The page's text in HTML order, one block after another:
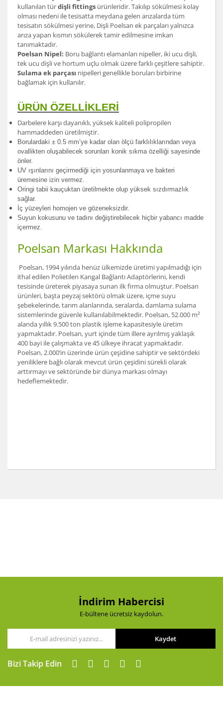
kullanılan türdişli fittings ürünleridir. Takılıp sökülmesi kolay
olması nedeni ile tesisatta meydana gelen arızalarda tüm
tesisatın sökülmesi yerine, Dişli Poelsan ek parçaları yalnızca
arıza yapan kısmın sökülerek tamir edilmesine imkan
tanımaktadır.
Poelsan Nipel: Boru bağlantı elamanları nipeller, iki ucu dişli,
tek ucu dişli ve hortum uçlu olmak üzere farklı çeşitlere sahiptir.
Sulama ek parçası nipelleri genellikle boruları birbirine
bağlamak için kullanılır.
ÜRÜN ÖZELLİKLERİ
Darbelere karşı dayanıklı, yüksek kaliteli polipropilen
hammaddeden üretilmiştir.
Borulardaki ± 0.5 mm’ye kadar olan ölçü farklılıklarından veya
ovallikten oluşabilecek sorunları konik sıkma özelliği sayesinde
önler.
UV ışınlarını geçirmediği için yosunlanmaya ve bakteri
üremesine izin vermez.
Oringi tabii kauçuktan üretilmekte olup yüksek sızdırmazlık
sağlar.
İç yüzeyleri homojen ve gözeneksizdir.
Suyun kokusunu ve tadını değiştirebilecek hiçbir yabancı madde
içermez.
Poelsan Markası Hakkında
Poelsan, 1994 yılında henüz ülkemizde üretimi yapılmadığı için
ithal edilen Polietilen Kangal Bağlantı Adaptörlerini, kendi
tesisinde üreterek piyasaya sunan ilk firma olmuştur. Poelsan
ürünleri, başta peyzaj sektörü olmak üzere, içme suyu
şebekelerinde, tarım alanlarında, seralarda, damlama sulama
sistemlerinde güvenle kullanılabilmektedir. Poelsan, 52.000 m²
alanda yıllık 9.500 ton plastik işleme kapasitesiyle üretim
yapmaktadır. Poelsan, yurt içinde tüm illere ayrılmış yaklaşık
400 bayi ile çalışmakta ve 45 ülkeye ihracat yapmaktadır.
Poelsan, 2.000’in üzerinde ürün çeşidine sahiptir ve sektördeki
yeniliklere bağlı olarak mevcut ürün çeşidini sürekli olarak
arttırmayı ve sektöründe bir dünya markası olmayı
hedeflemektedir.
Ürün fiyatı diğer sitelerden daha pahalı.
Gönder
İndirim Habercisi
E-bültene ücretsiz kaydolun.
Kaydet
Bizi Takip Edin